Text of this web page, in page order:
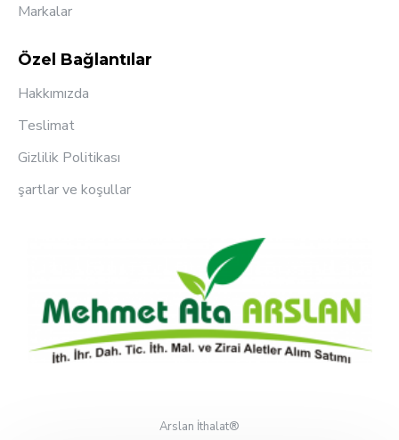
Markalar
Özel Bağlantılar
Hakkımızda
Teslimat
Gizlilik Politikası
şartlar ve koşullar
Arslan İthalat®